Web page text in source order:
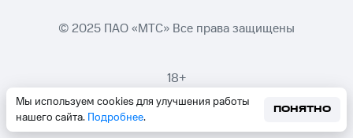
Мы используем cookies для улучшения работы
нашего сайта. Подробнее.
ПОНЯТНО
© 2025 ПАО «МТС» Все права защищены
18+